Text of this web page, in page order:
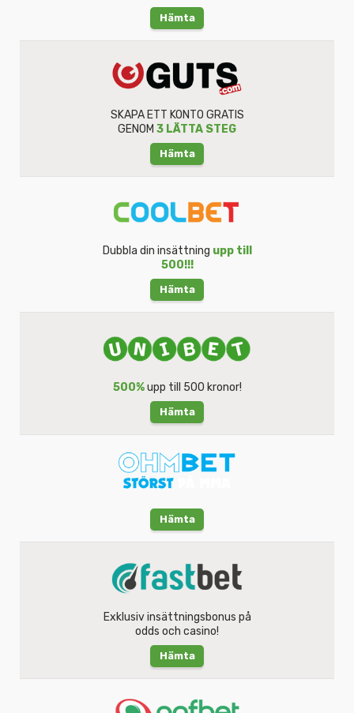
Hämta
SKAPA ETT KONTO GRATIS
GENOM 3 LÄTTA STEG
Hämta
Dubbla din insättning upp till
500!!!
Hämta
500%upp till 500 kronor!
Hämta
Hämta
Exklusiv insättningsbonus på
odds och casino!
Hämta